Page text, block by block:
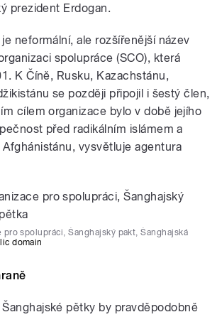
prezident Erdogan.
neformální, ale rozšířenější název
spolupráce (SCO), která
K Číně, Rusku, Kazachstánu,
se později připojil i šestý člen,
cílem organizace bylo v době jejího
před radikálním islámem a
vysvětluje agentura
pro spolupráci, Šanghajský pakt, Šanghajská
domain
pětky by pravděpodobně